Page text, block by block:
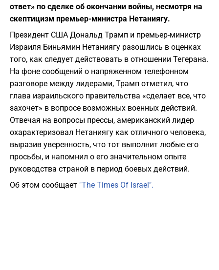
ответ» по сделке об окончании войны, несмотря на
скептицизм премьер-министра Нетаниягу.
Президент США Дональд Трамп и премьер-министр
Израиля Биньямин Нетаниягу разошлись в оценках
того, как следует действовать в отношении Тегерана.
На фоне сообщений о напряженном телефонном
разговоре между лидерами, Трамп отметил, что
глава израильского правительства «сделает все, что
захочет» в вопросе возможных военных действий.
Отвечая на вопросы прессы, американский лидер
охарактеризовал Нетаниягу как отличного человека,
выразив уверенность, что тот выполнит любые его
просьбы, и напомнил о его значительном опыте
руководства страной в период боевых действий.
Об этом сообщает "The Times Of Israel".